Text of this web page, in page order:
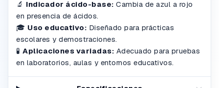
🔬 Indicador ácido-base: Cambia de azul a rojo
en presencia de ácidos.
🎓 Uso educativo: Diseñado para prácticas
escolares y demostraciones.
🧪 Aplicaciones variadas: Adecuado para pruebas
en laboratorios, aulas y entornos educativos.